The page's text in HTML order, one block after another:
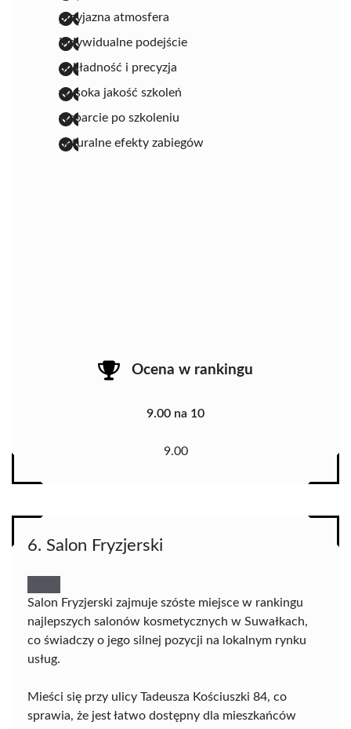
przyjazna atmosfera
indywidualne podejście
dokładność i precyzja
wysoka jakość szkoleń
wsparcie po szkoleniu
naturalne efekty zabiegów
Ocena w rankingu
9.00 na 10
9.00
6. Salon Fryzjerski
Salon Fryzjerski zajmuje szóste miejsce w rankingu
najlepszych salonów kosmetycznych w Suwałkach,
co świadczy o jego silnej pozycji na lokalnym rynku
usług.
Mieści się przy ulicy Tadeusza Kościuszki 84, co
sprawia, że jest łatwo dostępny dla mieszkańców